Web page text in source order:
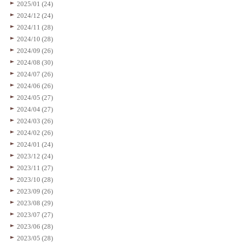
2025/01 (24)
2024/12 (24)
2024/11 (28)
2024/10 (28)
2024/09 (26)
2024/08 (30)
2024/07 (26)
2024/06 (26)
2024/05 (27)
2024/04 (27)
2024/03 (26)
2024/02 (26)
2024/01 (24)
2023/12 (24)
2023/11 (27)
2023/10 (28)
2023/09 (26)
2023/08 (29)
2023/07 (27)
2023/06 (28)
2023/05 (28)